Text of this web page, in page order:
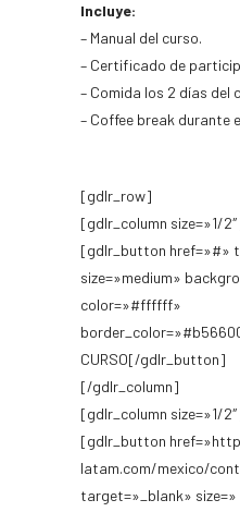
Incluye:
– Manual del curso.
– Certificado de
– Comida los 2 días del
– Coffee break durante
[gdlr_row]
[gdlr_column size=»1/
[gdlr_button href=»#»
size=»medium»
color=»#ffffff»
CURSO[/gdlr_button]
[/gdlr_column]
[gdlr_column size=»1/
[gdlr_button
latam.com/mexico/
target=»_blank» size=»